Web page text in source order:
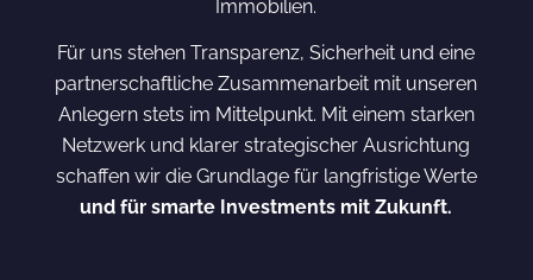
Immobilien.
Für uns stehen Transparenz, Sicherheit und eine
partnerschaftliche Zusammenarbeit mit unseren
Anlegern stets im Mittelpunkt. Mit einem starken
Netzwerk und klarer strategischer Ausrichtung
schaffen wir die Grundlage für langfristige Werte
und für smarte Investments mit Zukunft.